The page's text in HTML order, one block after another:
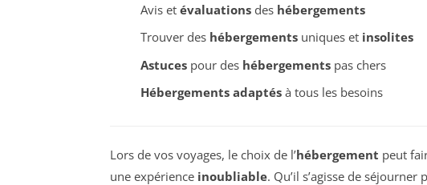
Avis et évaluationsdes hébergements
Trouver des hébergementsuniques et insolites
Astucespour des hébergementspas chers
Hébergements adaptésà tous les besoins
Lors de vos voyages, le choix de l’hébergement peut
une expérience inoubliable. Qu’il s’agisse de séjourner